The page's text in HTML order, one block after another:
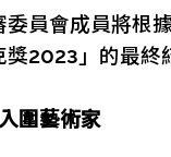
員會成員將根
2023」的最終
圍藝術家